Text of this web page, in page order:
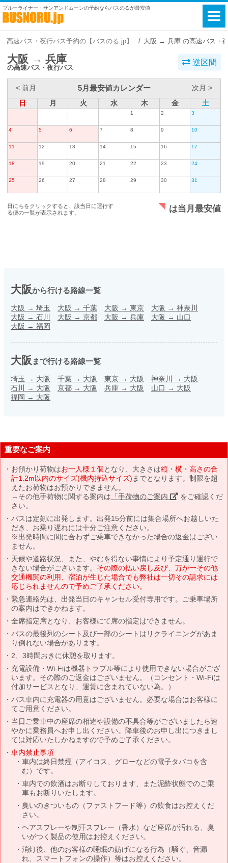
ブルーライナー・サンアンドムーンの予約ならバスのるが最安値
高速バス・夜行バス予約の【バスのる.jp】 大阪 → 兵庫 の高速バス・
大阪 → 兵庫
の高速バス・夜行バス
逆区間
< 前月 5月最安値カレンダー
次月 >
日
月 火 水 木 金 土
1 2 3
4 5 6 7 8 9 10
11 12 13 14 15 16 17
18 19 20 21 22 23 24
25 26 27 28 29 30 31
日にちをクリックすると、該当日に運行す
る便の一覧が表示されます。
は当月最安値
大阪から行ける路線一覧
大阪 → 埼玉 大阪 → 千葉 大阪 → 東京 大阪 → 神奈川
大阪 → 石川 大阪 → 京都 大阪 → 兵庫 大阪 → 山口
大阪 → 福岡
大阪 まで行ける路線一覧
埼玉 → 大阪 千葉 → 大阪 東京 → 大阪 神奈川 → 大阪
石川 → 大阪 京都 → 大阪 兵庫 → 大阪 山口 → 大阪
福岡 → 大阪
重要なご案内
お預かり荷物はお一人様１個となり、大きさは縦・横・高さの合
計1.2m以内のサイズ(機内持込サイズ) までとなります。制限を超
えたお荷物はお預かりできません。
→その他手荷物に関する案内は 「手荷物のご案内」 をご確認くだ
さい。
バスは定刻に出発します。出発15分前には集合場所へお越しいた
だき、お乗り遅れには十分ご注意ください。
※出発時間に間に合わずご乗車できなかった場合の返金はござい
ません。
天候や道路状況、また、やむを得ない事情により予定通り運行で
きない場合がございます。 その際の払い戻し及び、万が一その他
交通機関の利用、宿泊が生じた場合でも弊社は一切その請求には
応じられませんので予めご了承ください。
緊急連絡先は、出発当日のキャンセル受付専用です。ご乗車場所
の案内はできかねます。
全席指定席となり、お客様にて席の指定はできません。
バスの最後列のシート及び一部のシートはリクライニングがあま
り倒れない場合があります。
2、3時間おきに休憩を取ります。
充電設備・Wi-Fiは機器トラブル等により使用できない場合がござ
います。その際のご返金はございません。（コンセント・Wi-Fiは
付加サービスとなり、運賃に含まれていない為。）
バス車内に充電器の用意はございません。必要な場合はお客様に
てご用意ください。
当日ご乗車中の座席の相違や設備の不具合等がございましたら速
やかに乗務員へお申し出ください。降車後のお申し出につきまし
ては対応いたしかねますので予めご了承ください。
車内禁止事項
車内は終日禁煙（アイコス、グローなどの電子タバコを含
む）です。
車内での飲酒はお断りしております、また泥酔状態でのご乗
車もお断りいたします。
臭いのきついもの（ファストフード等）の飲食はお控えくだ
さい。
ヘアスプレーや制汗スプレー（香水）など座席が汚れる、臭
いがつく製品の使用はお控えください。
消灯後、他のお客様の睡眠の妨げになる行為（騒ぐ、音漏
れ、スマートフォンの操作）等はお控えください。